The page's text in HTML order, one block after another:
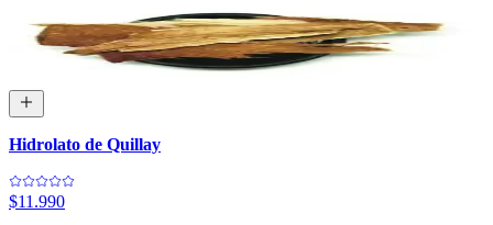
Hidrolato de Quillay
$11.990